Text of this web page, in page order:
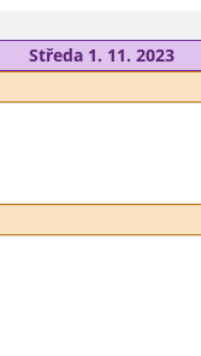
Středa 1. 11. 2023